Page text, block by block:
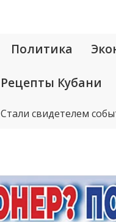
Политика
Рецепты Кубани
Стали свидетелем